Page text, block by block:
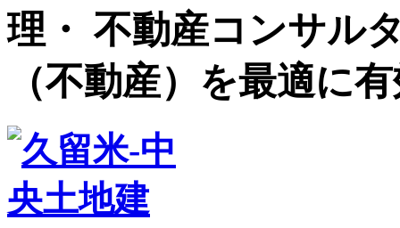
理・ 不動産コンサル
（不動産）を最適に